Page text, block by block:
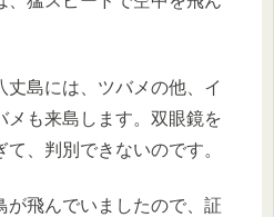
丈島には、ツバメの他、イ
メも来島します。双眼鏡を
、判別できないのです。
が飛んでいましたので、証